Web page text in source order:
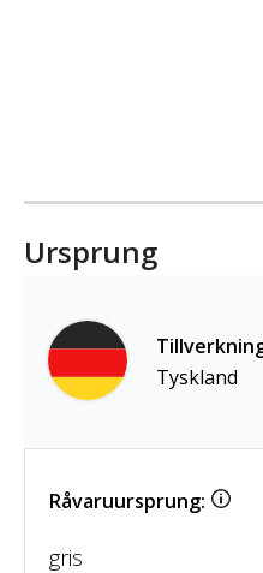
Ursprung
Tyskland
Råvaruursprung:
gris